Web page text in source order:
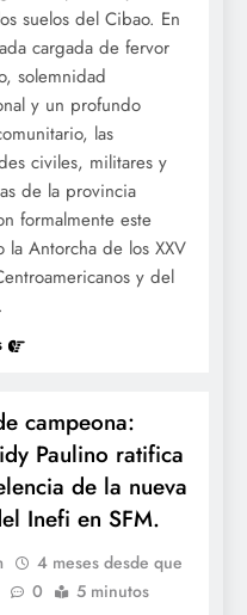
suelos del Cibao. En
cargada de fervor
solemnidad
y un profundo
las
civiles, militares y
de la provincia
formalmente este
la Antorcha de los XXV
y del
campeona:
Paulino ratifica
de la nueva
Inefi en SFM.
4 meses desde que
0 5 minutos